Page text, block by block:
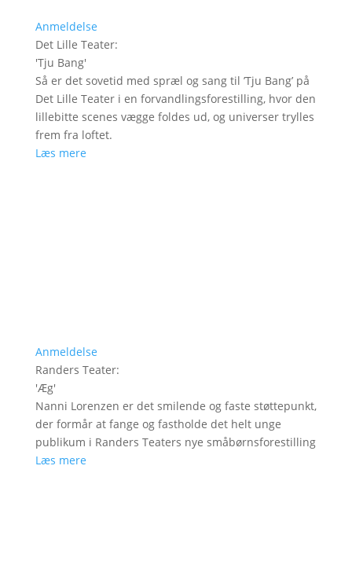
Anmeldelse
Det Lille Teater:
'Tju Bang'
Så er det sovetid med spræl og sang til ’Tju Bang’ på
Det Lille Teater i en forvandlingsforestilling, hvor den
lillebitte scenes vægge foldes ud, og universer trylles
frem fra loftet.
Læs mere
Anmeldelse
Randers Teater:
'Æg'
Nanni Lorenzen er det smilende og faste støttepunkt,
der formår at fange og fastholde det helt unge
publikum i Randers Teaters nye småbørnsforestilling
Læs mere